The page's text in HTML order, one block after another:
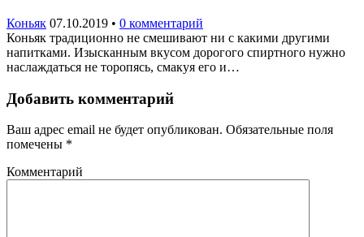
Коньяк 07.10.2019 • 0 комментарий
Коньяк традиционно не смешивают ни с какими другими
напитками. Изысканным вкусом дорогого спиртного нужно
наслаждаться не торопясь, смакуя его и…
Добавить комментарий
Ваш адрес email не будет опубликован. Обязательные поля
помечены *
Комментарий